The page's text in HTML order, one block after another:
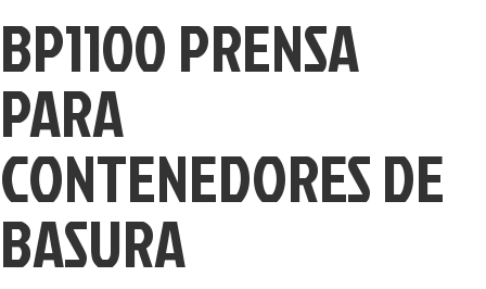
BP1100 PRENSA
PARA
CONTENEDORES DE
BASURA